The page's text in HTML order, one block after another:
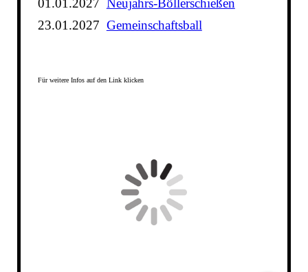
01.01.2027 Neujahrs-Böllerschießen
23.01.2027 Gemeinschaftsball
Für weitere Infos auf den Link klicken